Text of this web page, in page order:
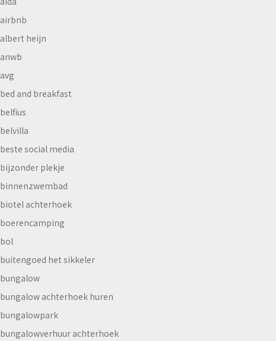
airbnb
albert heijn
anwb
avg
bed and breakfast
belfius
belvilla
beste social media
bijzonder plekje
binnenzwembad
biotel achterhoek
boerencamping
bol
buitengoed het sikkeler
bungalow
bungalow achterhoek huren
bungalowpark
bungalowverhuur achterhoek